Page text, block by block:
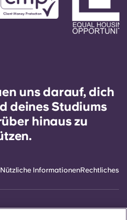
uns darauf, dich
deines Studiums
hinaus zu
Nützliche InformationenRechtliches